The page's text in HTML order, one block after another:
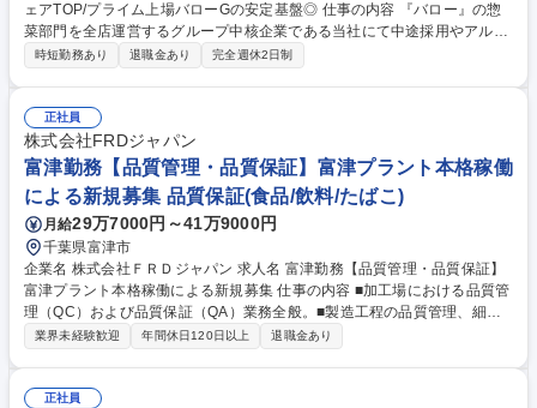
ェアTOP/プライム上場バローGの安定基盤◎ 仕事の内容 『バロー』の惣
菜部門を全店運営するグループ中核企業である当社にて中途採用やアルバ
イト採用の採用業務をお任せします。ゆくゆくは社員教育の企画・実施や
の設計) ■書類選考・会社説明/面接対応・クロージング・内定フォローま
での一連の中途採用業務 ■エージェント対応/コントロール(各紹介会社と
の関係構築・ターゲットすり合せ） 募集職種 【多治見/中途採用担当】中
食業界でシェアTOP/プライム上場バローGの安定基盤◎
時短勤務あり 退職金あり 完全週休2日制
正社員
株式会社FRDジャパン
富津勤務【品質管理・品質保証】富津プラント本格稼働
による新規募集 品質保証(食品/飲料/たばこ)
月給29万7000円～41万9000円
千葉県富津市
企業名 株式会社ＦＲＤジャパン 求人名 富津勤務【品質管理・品質保証】
富津プラント本格稼働による新規募集 仕事の内容 ■加工場における品質管
理（QC）および品質保証（QA）業務全般。■製造工程の品質管理、細菌
検査の実務、衛生管理、検査機器の管理。■HACCPプラン、SSOP、SOP
証・環境モニタリング）、受入・最終製品の確認を担当。 ■QAとしてHA
業界未経験歓迎 年間休日120日以上 退職金あり
正社員